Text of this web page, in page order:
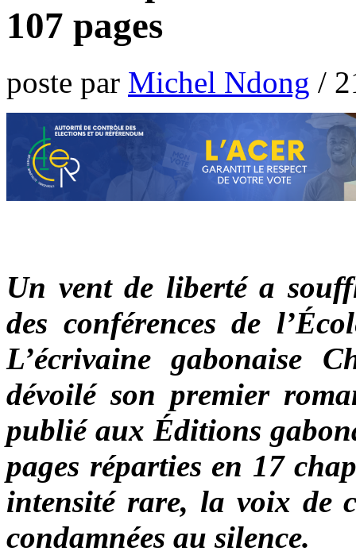
107 pages
poste par Michel Ndong /
Un vent de liberté a
des conférences de
L’écrivaine gabonaise
dévoilé son premier
publié aux Éditions
pages réparties en 17
intensité rare, la voix de
condamnées au silence.